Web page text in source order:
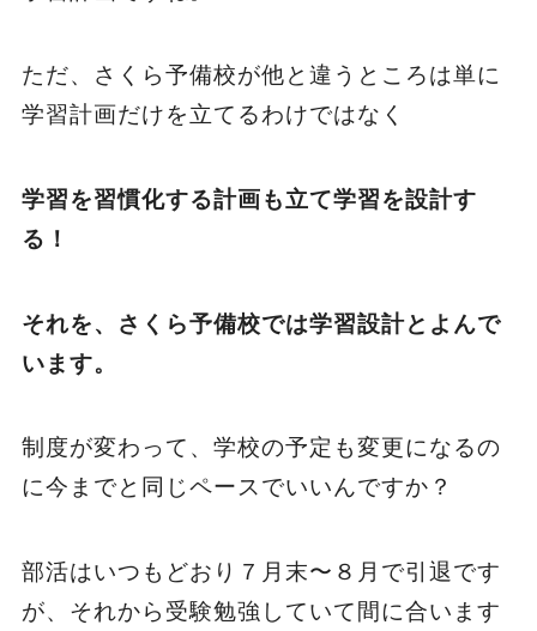
ただ、さくら予備校が他と違うところは単に
学習計画だけを立てるわけではなく
学習を習慣化する計画も立て学習を設計す
る！
それを、さくら予備校では学習設計とよんで
います。
制度が変わって、学校の予定も変更になるの
に今までと同じペースでいいんですか？
部活はいつもどおり７月末〜８月で引退です
が、それから受験勉強していて間に合います